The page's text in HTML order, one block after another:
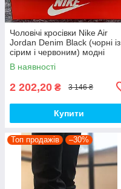
Чоловічі кросівки Nike Air
Jordan Denim Black (чорні із
сірим і червоним) модні
демісезонні кроси PD7043
топ
В наявності
2 202,20 ₴ 3 146 ₴
Купити
Топ продажів –30%